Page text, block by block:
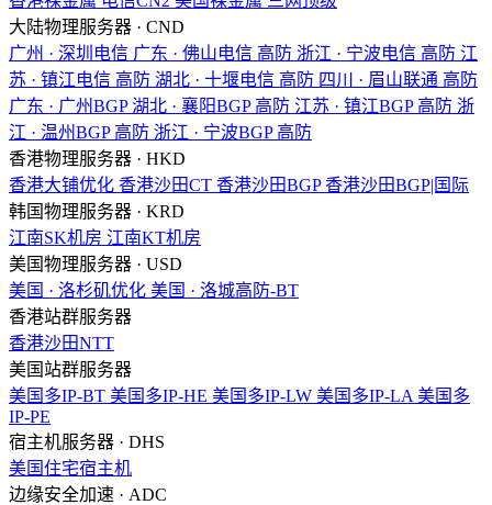
大陆物理服务器 · CND
广州 · 深圳电信 广东 · 佛山电信 高防 浙江 · 宁波电信 高防 江
苏 · 镇江电信 高防 湖北 · 十堰电信 高防 四川 · 眉山联通 高防
广东 · 广州BGP 湖北 · 襄阳BGP 高防 江苏 · 镇江BGP 高防 浙
江 · 温州BGP 高防 浙江 · 宁波BGP 高防
香港物理服务器 · HKD
香港大铺优化 香港沙田CT 香港沙田BGP 香港沙田BGP|国际
韩国物理服务器 · KRD
江南SK机房 江南KT机房
美国物理服务器 · USD
美国 · 洛杉矶优化 美国 · 洛城高防-BT
香港站群服务器
香港沙田NTT
美国站群服务器
美国多IP-BT 美国多IP-HE 美国多IP-LW 美国多IP-LA 美国多
IP-PE
宿主机服务器 · DHS
美国住宅宿主机
边缘安全加速 · ADC